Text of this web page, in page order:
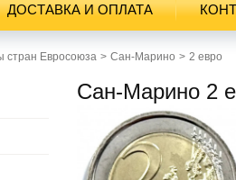
ДОСТАВКА И ОПЛАТА
стран Евросоюза Сан-Марино 2 евро
Сан-Марино 2